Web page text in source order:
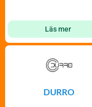
Läs mer
DURRO